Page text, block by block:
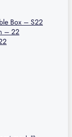
Box – S22
– 22